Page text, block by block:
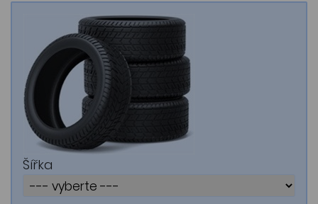
Šířka